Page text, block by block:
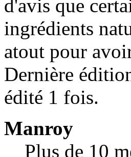
d'avis que
ingrédients
atout pour
Dernière
édité 1 fois.
Manroy
Plus de 10